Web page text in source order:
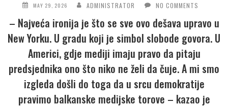
MAY 29, 2026 ADMINISTRATOR NO COMMENTS
– Najveća ironija je što se sve ovo dešava upravo u
New Yorku. U gradu koji je simbol slobode govora. U
Americi, gdje mediji imaju pravo da pitaju
predsjednika ono što niko ne želi da čuje. A mi smo
izgleda došli do toga da u srcu demokratije
pravimo balkanske medijske torove – kazao je